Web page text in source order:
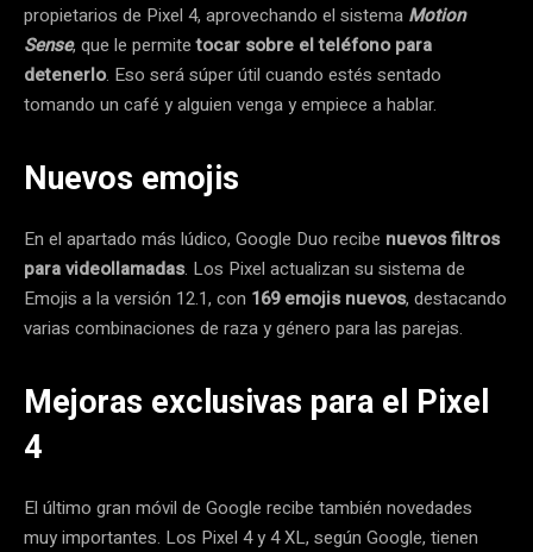
propietarios de Pixel 4, aprovechando el sistema Motion
Sense, que le permitetocar sobre el teléfono para
detenerlo. Eso será súper útil cuando estés sentado
tomando un café y alguien venga y empiece a hablar.
Nuevos emojis
En el apartado más lúdico, Google Duo recibe nuevos filtros
para videollamadas. Los Pixel actualizan su sistema de
Emojis a la versión 12.1, con 169 emojis nuevos, destacando
varias combinaciones de raza y género para las parejas.
Mejoras exclusivas para el Pixel
4
El último gran móvil de Google recibe también novedades
muy importantes. Los Pixel 4 y 4 XL, según Google, tienen